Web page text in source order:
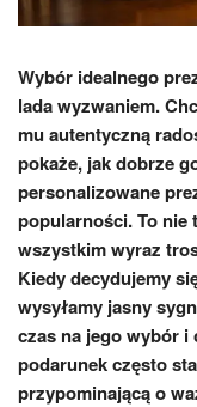
Wybór idealnego
lada wyzwaniem.
mu autentyczną
pokaże, jak dobrze
personalizowane
popularności. To nie
wszystkim wyraz
Kiedy decydujemy
wysyłamy jasny
czas na jego wybór i
podarunek często
przypominającą o